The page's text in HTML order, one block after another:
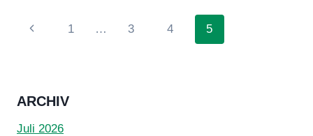
Seitennavigation
Vorherige
1 … 3 4 5
ARCHIV
Juli 2026